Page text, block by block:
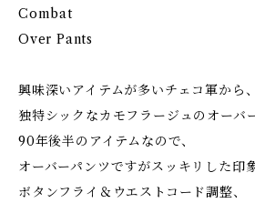
Combat
Over Pants
興味深いアイテムが多いチェコ軍から、
独特シックなカモフラージュのオーバ
90年後半のアイテムなので、
オーバーパンツですがスッキリした印象
ボタンフライ＆ウエストコード調整、